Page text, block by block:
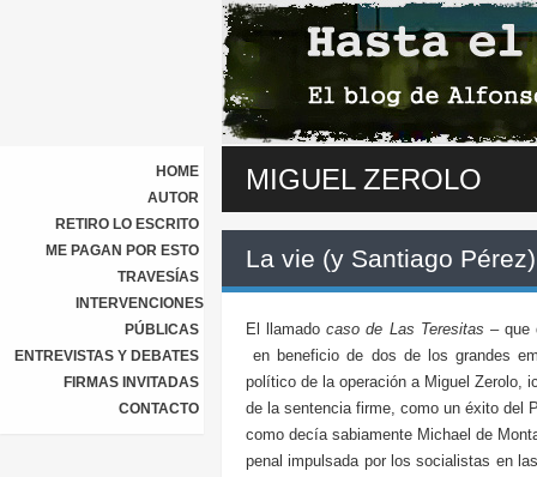
HOME
AUTOR
RETIRO LO ESCRITO
ME PAGAN POR ESTO
TRAVESÍAS
INTERVENCIONES
PÚBLICAS
ENTREVISTAS Y DEBATES
FIRMAS INVITADAS
CONTACTO
MIGUEL ZEROLO
La vie (y Santiago
El llamadocaso de Las Teresitas – que
en beneficio de dos de los grandes
político de la operación a Miguel Zerolo,
de la sentencia firme, como un éxito del
como decía sabiamente Michael de
penal impulsada por los socialistas en